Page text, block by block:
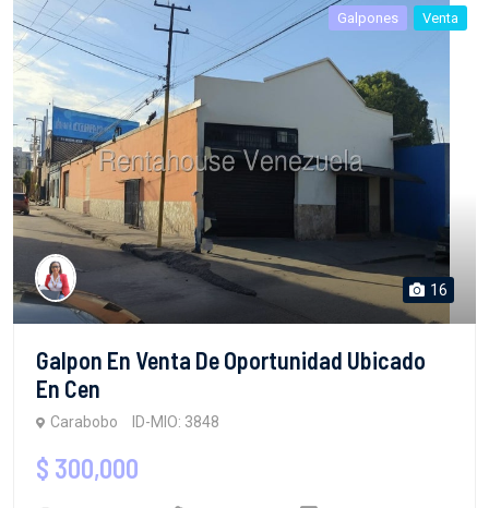
Galpones Venta
16
Galpon En Venta De Oportunidad Ubicado
En Cen
Carabobo ID-MIO: 3848
$ 300,000